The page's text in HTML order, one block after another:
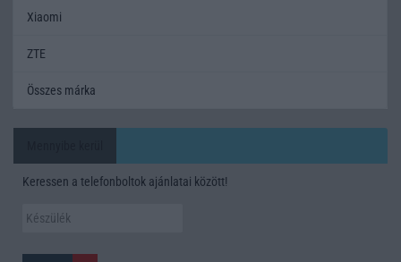
Xiaomi
ZTE
Összes márka
Keressen a telefonboltok ajánlatai között!